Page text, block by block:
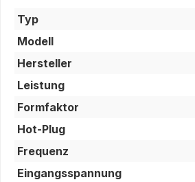
Typ
Modell
Hersteller
Leistung
Formfaktor
Hot-Plug
Frequenz
Eingangsspannung